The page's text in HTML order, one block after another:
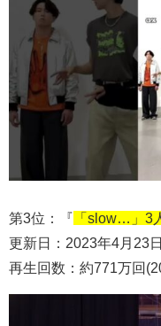
第3位：『 「slow…」3
更新日：2023年4月23日
再生回数：約771万回